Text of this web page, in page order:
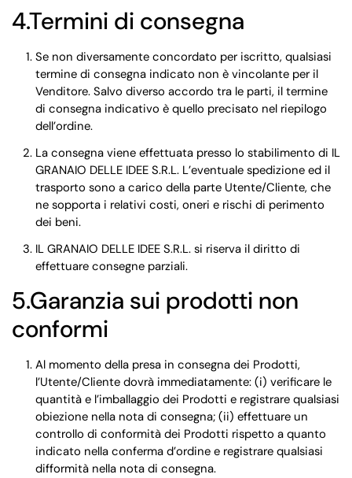
4.Termini di consegna
Se non diversamente concordato per iscritto, qualsiasi
termine di consegna indicato non è vincolante per il
Venditore. Salvo diverso accordo tra le parti, il termine
di consegna indicativo è quello precisato nel riepilogo
dell’ordine.
La consegna viene effettuata presso lo stabilimento di IL
GRANAIO DELLE IDEE S.R.L. L’eventuale spedizione ed il
trasporto sono a carico della parte Utente/Cliente, che
ne sopporta i relativi costi, oneri e rischi di perimento
dei beni.
IL GRANAIO DELLE IDEE S.R.L. si riserva il diritto di
effettuare consegne parziali.
5.Garanzia sui prodotti non
conformi
Al momento della presa in consegna dei Prodotti,
l’Utente/Cliente dovrà immediatamente: (i) verificare le
quantità e l’imballaggio dei Prodotti e registrare qualsiasi
obiezione nella nota di consegna; (ii) effettuare un
controllo di conformità dei Prodotti rispetto a quanto
indicato nella conferma d’ordine e registrare qualsiasi
difformità nella nota di consegna.